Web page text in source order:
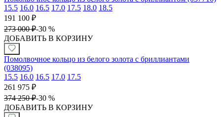
15.5 16.0 16.5 17.0 17.5 18.0 18.5
191 100 ₽
273 000 ₽-30 %
ДОБАВИТЬ В КОРЗИНУ
Помолвочное кольцо из белого золота с бриллиантами
(038095)
15.5 16.0 16.5 17.0 17.5
261 975 ₽
374 250 ₽-30 %
ДОБАВИТЬ В КОРЗИНУ